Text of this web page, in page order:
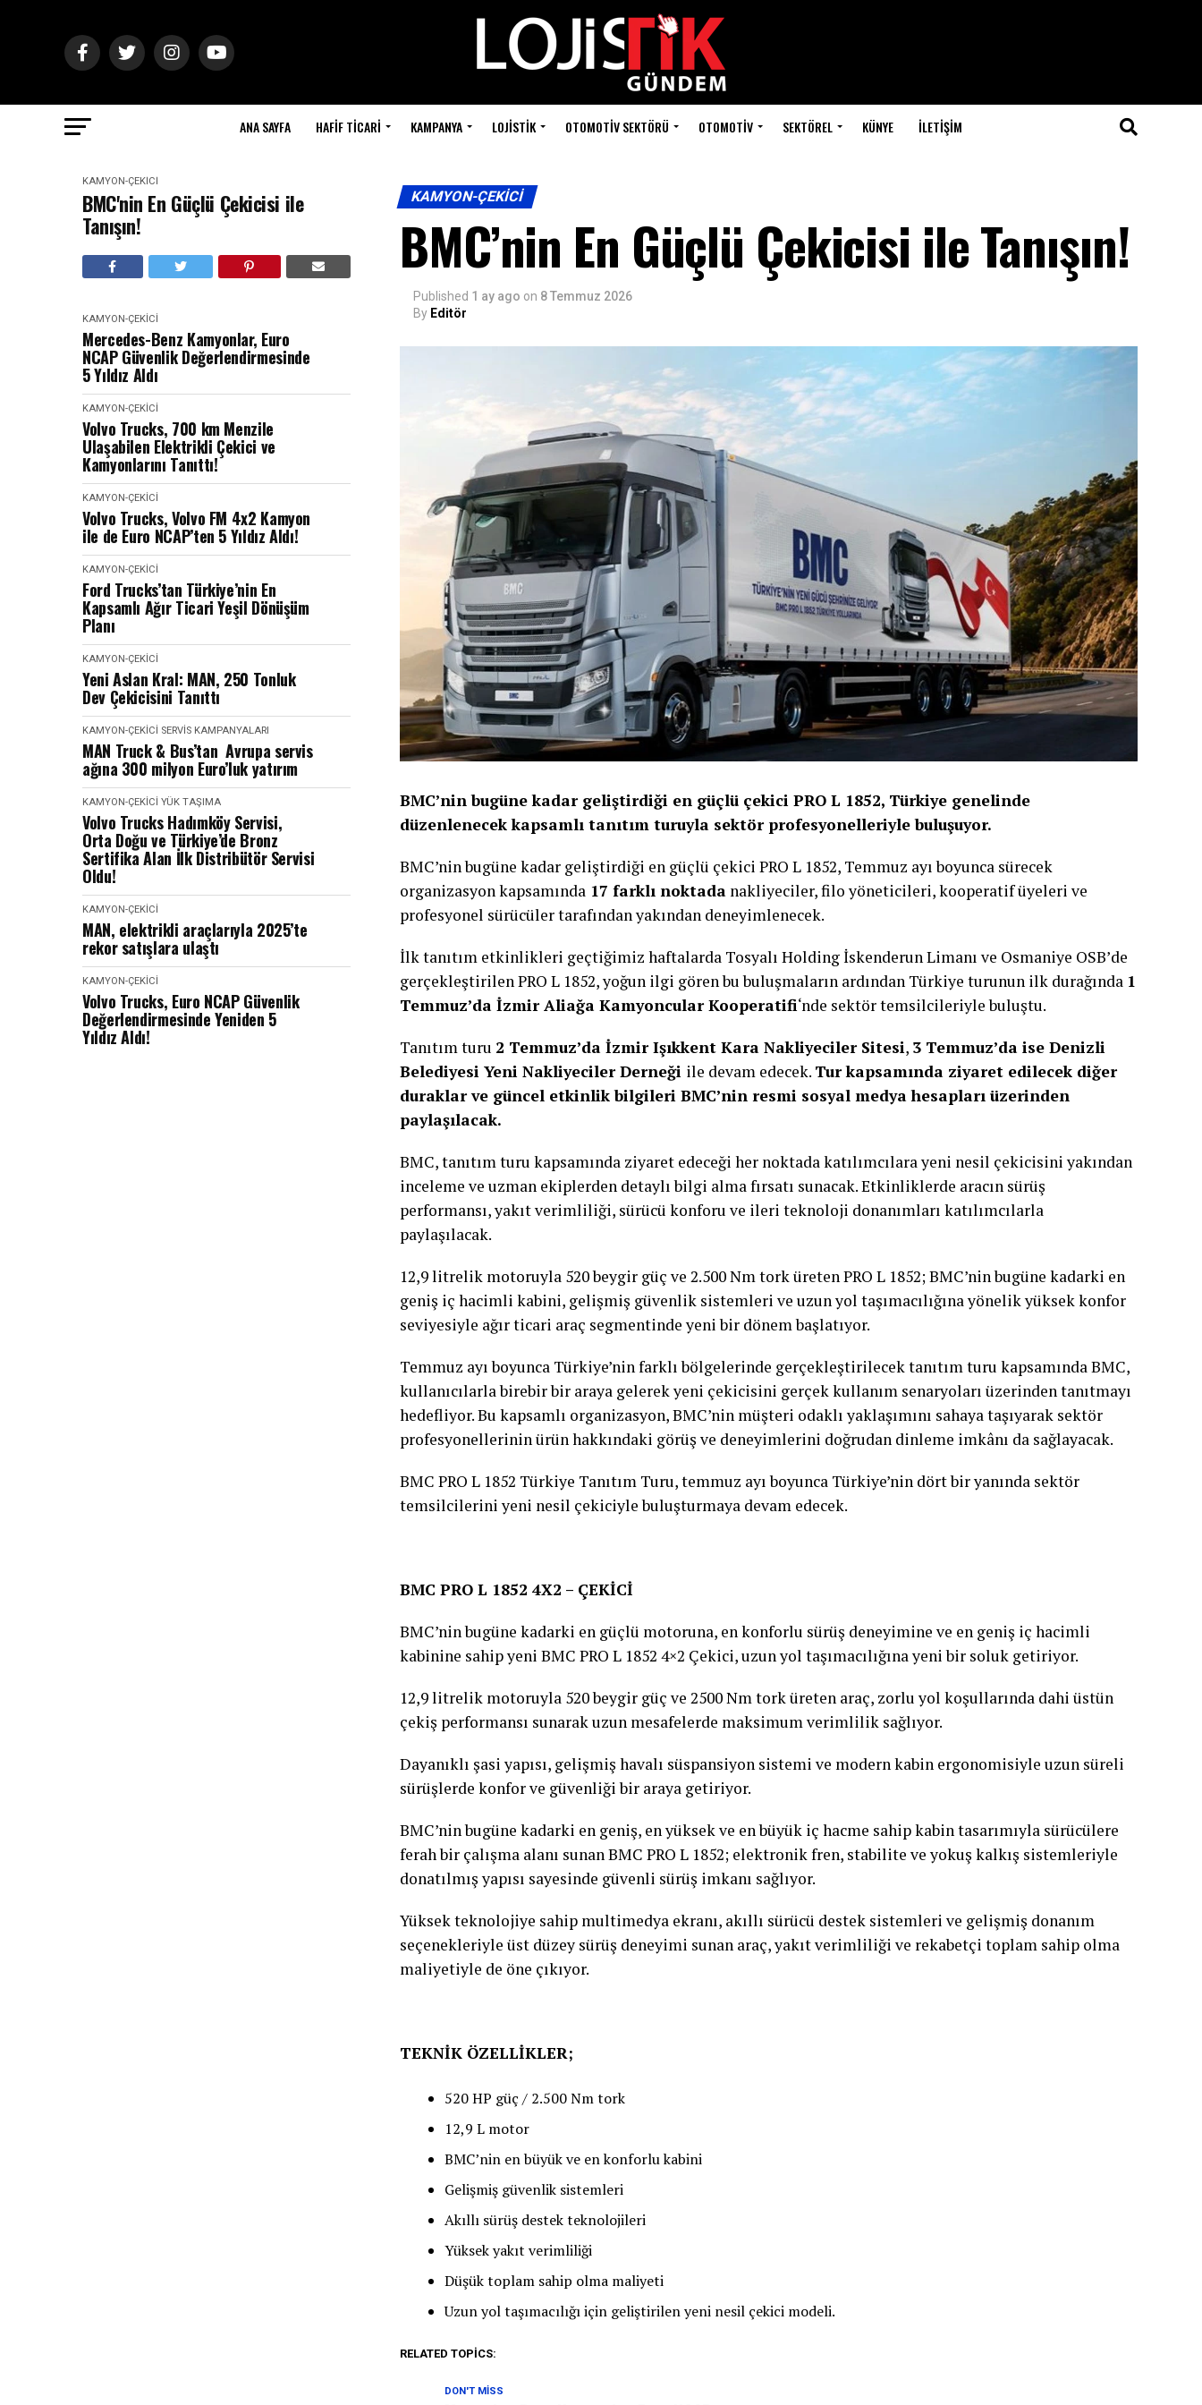
ANA SAYFA HAFIF TICARI KAMPANYA LOJISTIK OTOMOTIV SEKTÖRÜ OTOMOTIV SEKTÖREL KÜNYE İLETIŞIM
KAMYON-ÇEKICI
BMC'nin En Güçlü Çekicisi ile
Tanışın!
KAMYON-ÇEKICI
Mercedes-Benz Kamyonlar, Euro
NCAP Güvenlik Değerlendirmesinde
5 Yıldız Aldı
KAMYON-ÇEKICI
Volvo Trucks, 700 km Menzile
Ulaşabilen Elektrikli Çekici ve
Kamyonlarını Tanıttı!
KAMYON-ÇEKICI
Volvo Trucks, Volvo FM 4x2 Kamyon
ile de Euro NCAP’ten 5 Yıldız Aldı!
KAMYON-ÇEKICI
Ford Trucks’tan Türkiye’nin En
Kapsamlı Ağır Ticari Yeşil Dönüşüm
Planı
KAMYON-ÇEKICI
Yeni Aslan Kral: MAN, 250 Tonluk
Dev Çekicisini Tanıttı
KAMYON-ÇEKICI SERVIS KAMPANYALARI
MAN Truck & Bus’tan Avrupa servis
ağına 300 milyon Euro’luk yatırım
KAMYON-ÇEKICI YÜK TAŞIMA
Volvo Trucks Hadımköy Servisi,
Orta Doğu ve Türkiye’de Bronz
Sertifika Alan İlk Distribütör Servisi
Oldu!
KAMYON-ÇEKICI
MAN, elektrikli araçlarıyla 2025’te
rekor satışlara ulaştı
KAMYON-ÇEKICI
Volvo Trucks, Euro NCAP Güvenlik
Değerlendirmesinde Yeniden 5
Yıldız Aldı!
KAMYON-ÇEKICI
BMC’nin En Güçlü Çekicisi ile Tanışın!
Published 1 ay ago on 8 Temmuz 2026
By Editör
BMC’nin bugüne kadar geliştirdiği en güçlü çekici PRO L 1852, Türkiye genelinde
düzenlenecek kapsamlı tanıtım turuyla sektör profesyonelleriyle buluşuyor.
BMC’nin bugüne kadar geliştirdiği en güçlü çekici PRO L 1852, Temmuz ayı boyunca sürecek
organizasyon kapsamında 17 farklı noktada nakliyeciler, filo yöneticileri, kooperatif üyeleri ve
profesyonel sürücüler tarafından yakından deneyimlenecek.
İlk tanıtım etkinlikleri geçtiğimiz haftalarda Tosyalı Holding İskenderun Limanı ve Osmaniye OSB’de
gerçekleştirilen PRO L 1852, yoğun ilgi gören bu buluşmaların ardından Türkiye turunun ilk durağında 1
Temmuz’da İzmir Aliağa Kamyoncular Kooperatifi‘nde sektör temsilcileriyle buluştu.
Tanıtım turu 2 Temmuz’da İzmir Işıkkent Kara Nakliyeciler Sitesi, 3 Temmuz’da ise Denizli
Belediyesi Yeni Nakliyeciler Derneği ile devam edecek. Tur kapsamında ziyaret edilecek diğer
duraklar ve güncel etkinlik bilgileri BMC’nin resmi sosyal medya hesapları üzerinden
paylaşılacak.
BMC, tanıtım turu kapsamında ziyaret edeceği her noktada katılımcılara yeni nesil çekicisini yakından
inceleme ve uzman ekiplerden detaylı bilgi alma fırsatı sunacak. Etkinliklerde aracın sürüş
performansı, yakıt verimliliği, sürücü konforu ve ileri teknoloji donanımları katılımcılarla
paylaşılacak.
12,9 litrelik motoruyla 520 beygir güç ve 2.500 Nm tork üreten PRO L 1852; BMC’nin bugüne kadarki en
geniş iç hacimli kabini, gelişmiş güvenlik sistemleri ve uzun yol taşımacılığına yönelik yüksek konfor
seviyesiyle ağır ticari araç segmentinde yeni bir dönem başlatıyor.
Temmuz ayı boyunca Türkiye’nin farklı bölgelerinde gerçekleştirilecek tanıtım turu kapsamında BMC,
kullanıcılarla birebir bir araya gelerek yeni çekicisini gerçek kullanım senaryoları üzerinden tanıtmayı
hedefliyor. Bu kapsamlı organizasyon, BMC’nin müşteri odaklı yaklaşımını sahaya taşıyarak sektör
profesyonellerinin ürün hakkındaki görüş ve deneyimlerini doğrudan dinleme imkânı da sağlayacak.
BMC PRO L 1852 Türkiye Tanıtım Turu, temmuz ayı boyunca Türkiye’nin dört bir yanında sektör
temsilcilerini yeni nesil çekiciyle buluşturmaya devam edecek.
BMC PRO L 1852 4X2 – ÇEKİCİ
BMC’nin bugüne kadarki en güçlü motoruna, en konforlu sürüş deneyimine ve en geniş iç hacimli
kabinine sahip yeni BMC PRO L 1852 4×2 Çekici, uzun yol taşımacılığına yeni bir soluk getiriyor.
12,9 litrelik motoruyla 520 beygir güç ve 2500 Nm tork üreten araç, zorlu yol koşullarında dahi üstün
çekiş performansı sunarak uzun mesafelerde maksimum verimlilik sağlıyor.
Dayanıklı şasi yapısı, gelişmiş havalı süspansiyon sistemi ve modern kabin ergonomisiyle uzun süreli
sürüşlerde konfor ve güvenliği bir araya getiriyor.
BMC’nin bugüne kadarki en geniş, en yüksek ve en büyük iç hacme sahip kabin tasarımıyla sürücülere
ferah bir çalışma alanı sunan BMC PRO L 1852; elektronik fren, stabilite ve yokuş kalkış sistemleriyle
donatılmış yapısı sayesinde güvenli sürüş imkanı sağlıyor.
Yüksek teknolojiye sahip multimedya ekranı, akıllı sürücü destek sistemleri ve gelişmiş donanım
seçenekleriyle üst düzey sürüş deneyimi sunan araç, yakıt verimliliği ve rekabetçi toplam sahip olma
maliyetiyle de öne çıkıyor.
TEKNİK ÖZELLİKLER;
520 HP güç / 2.500 Nm tork
12,9 L motor
BMC’nin en büyük ve en konforlu kabini
Gelişmiş güvenlik sistemleri
Akıllı sürüş destek teknolojileri
Yüksek yakıt verimliliği
Düşük toplam sahip olma maliyeti
Uzun yol taşımacılığı için geliştirilen yeni nesil çekici modeli.
RELATED TOPICS:
DON'T MISS